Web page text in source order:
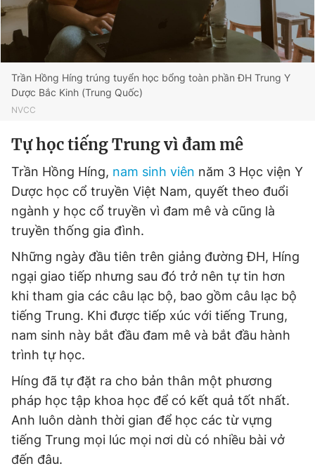
Theo dõi báo trên
Hotline
0906 645 777
Liên hệ quảng cáo
Đặt báo Quảng cáo Tòa soạn Chính sách bảo
Phó tổng biên tập thường trực: Hải Thành
Phó tổng biên tập: Lâm Hiếu Dũng
Phó tổng biên tập: Trần Việt Hưng
Tổng thư ký tòa soạn: Đức Trung
Giấy phép xuất bản số 110/GP - BTTTT cấp ngày 24.3.2020
chép dưới mọi hình thức nếu không có sự chấp thuận bằng văn
bản. Phát triển bởi ePi Technologies, JSC.
Trần Hồng Híng trúng tuyển học bổng toàn phần ĐH Trung Y
Dược Bắc Kinh (Trung Quốc)
NVCC
Tự học tiếng Trung vì đam mê
Trần Hồng Híng, nam sinh viên năm 3 Học viện Y
Dược học cổ truyền Việt Nam, quyết theo đuổi
ngành y học cổ truyền vì đam mê và cũng là
truyền thống gia đình.
Những ngày đầu tiên trên giảng đường ĐH, Híng
ngại giao tiếp nhưng sau đó trở nên tự tin hơn
khi tham gia các câu lạc bộ, bao gồm câu lạc bộ
tiếng Trung. Khi được tiếp xúc với tiếng Trung,
nam sinh này bắt đầu đam mê và bắt đầu hành
trình tự học.
Híng đã tự đặt ra cho bản thân một phương
pháp học tập khoa học để có kết quả tốt nhất.
Anh luôn dành thời gian để học các từ vựng
tiếng Trung mọi lúc mọi nơi dù có nhiều bài vở
đến đâu.